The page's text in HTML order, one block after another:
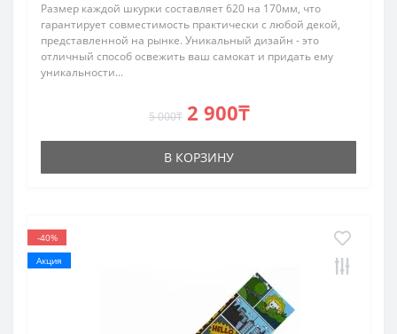
Размер каждой шкурки составляет 620 на 170мм, что
гарантирует совместимость практически с любой декой,
представленной на рынке. Уникальный дизайн - это
отличный способ освежить ваш самокат и придать ему
уникальности...
5 000₸ 2 900₸
В КОРЗИНУ
-40%
Акция